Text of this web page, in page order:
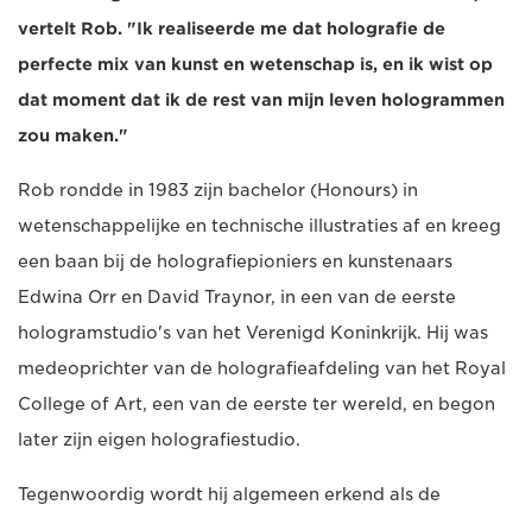
vertelt Rob. "Ik realiseerde me dat holografie de
perfecte mix van kunst en wetenschap is, en ik wist op
dat moment dat ik de rest van mijn leven hologrammen
zou maken."
Rob rondde in 1983 zijn bachelor (Honours) in
wetenschappelijke en technische illustraties af en kreeg
een baan bij de holografiepioniers en kunstenaars
Edwina Orr en David Traynor, in een van de eerste
hologramstudio's van het Verenigd Koninkrijk. Hij was
medeoprichter van de holografieafdeling van het Royal
College of Art, een van de eerste ter wereld, en begon
later zijn eigen holografiestudio.
Tegenwoordig wordt hij algemeen erkend als de